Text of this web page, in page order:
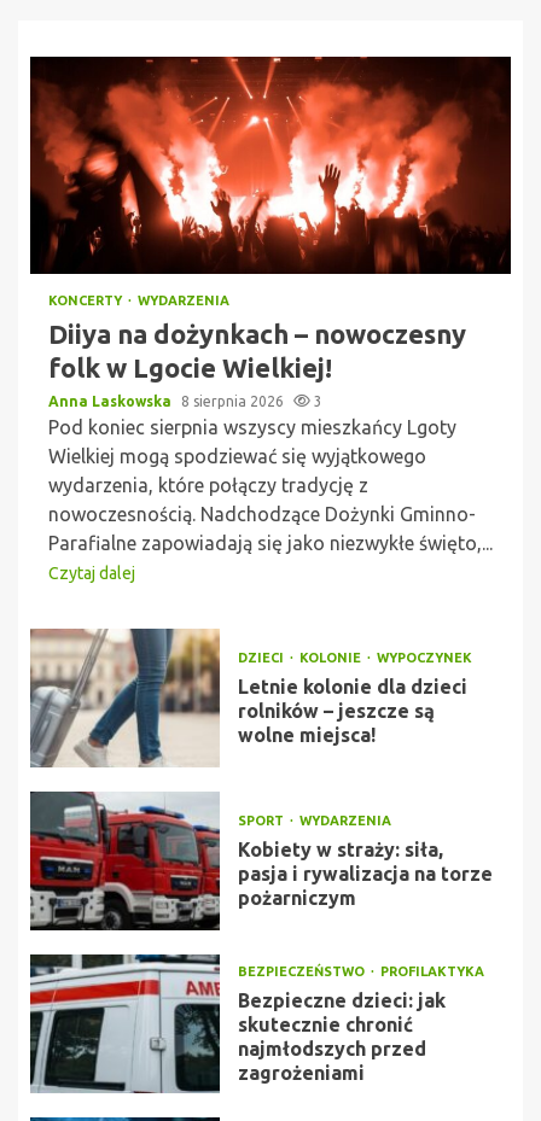
KONCERTY WYDARZENIA
Diiya na dożynkach – nowoczesny
folk w Lgocie Wielkiej!
Anna Laskowska 8 sierpnia 2026 3
Pod koniec sierpnia wszyscy mieszkańcy Lgoty
Wielkiej mogą spodziewać się wyjątkowego
wydarzenia, które połączy tradycję z
nowoczesnością. Nadchodzące Dożynki Gminno-
Parafialne zapowiadają się jako niezwykłe święto,...
Czytaj dalej
DZIECI KOLONIE WYPOCZYNEK
Letnie kolonie dla dzieci
rolników – jeszcze są
wolne miejsca!
SPORT WYDARZENIA
Kobiety w straży: siła,
pasja i rywalizacja na torze
pożarniczym
BEZPIECZEŃSTWO PROFILAKTYKA
Bezpieczne dzieci: jak
skutecznie chronić
najmłodszych przed
zagrożeniami